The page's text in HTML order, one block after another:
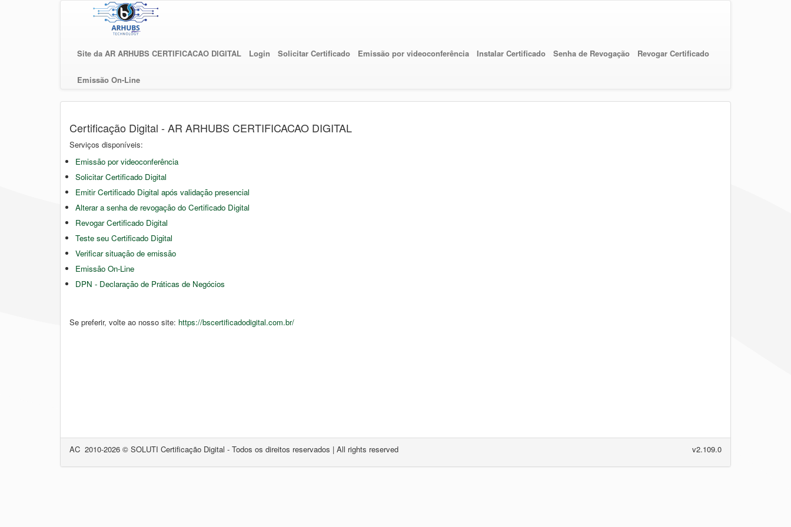
Site da AR ARHUBS CERTIFICACAO DIGITAL Login Solicitar Certificado Emissão por videoconferência Instalar Certificado Senha de Revogação Revogar Certificado
Emissão On-Line
Certificação Digital - AR ARHUBS CERTIFICACAO DIGITAL
Serviços disponíveis:
Emissão por videoconferência
Solicitar Certificado Digital
Emitir Certificado Digital após validação presencial
Alterar a senha de revogação do Certificado Digital
Revogar Certificado Digital
Teste seu Certificado Digital
Verificar situação de emissão
Emissão On-Line
DPN - Declaração de Práticas de Negócios
Se preferir, volte ao nosso site: https://bscertificadodigital.com.br/
2010-2026 © SOLUTI Certificação Digital - Todos os direitos reservados | All rights reserved v2.109.0
AC